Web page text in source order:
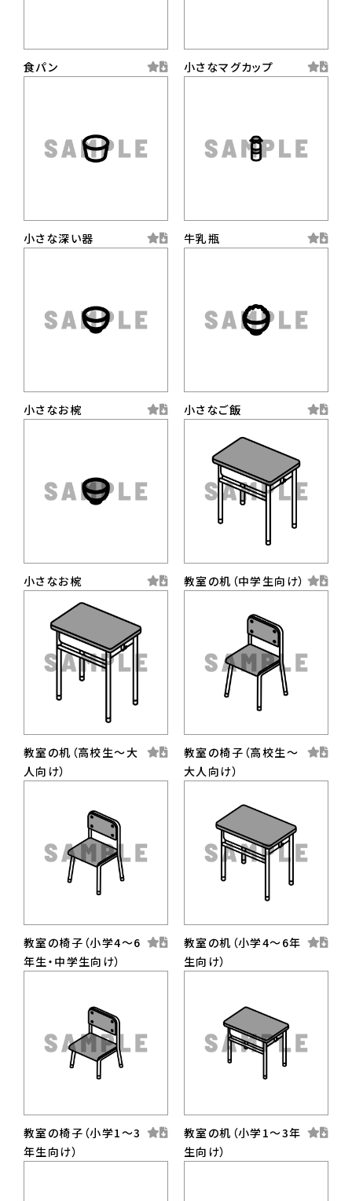
食パン 小さなマグカップ
小さな深い器 牛乳瓶
小さなお椀 小さなご飯
小さなお椀 教室の机（中学生向け）
教室の机（高校生〜大
人向け）
教室の椅子（高校生〜
大人向け）
教室の椅子（小学4〜6
年生・中学生向け）
教室の机（小学4〜6年
生向け）
教室の椅子（小学1〜3
年生向け）
教室の机（小学1〜3年
生向け）